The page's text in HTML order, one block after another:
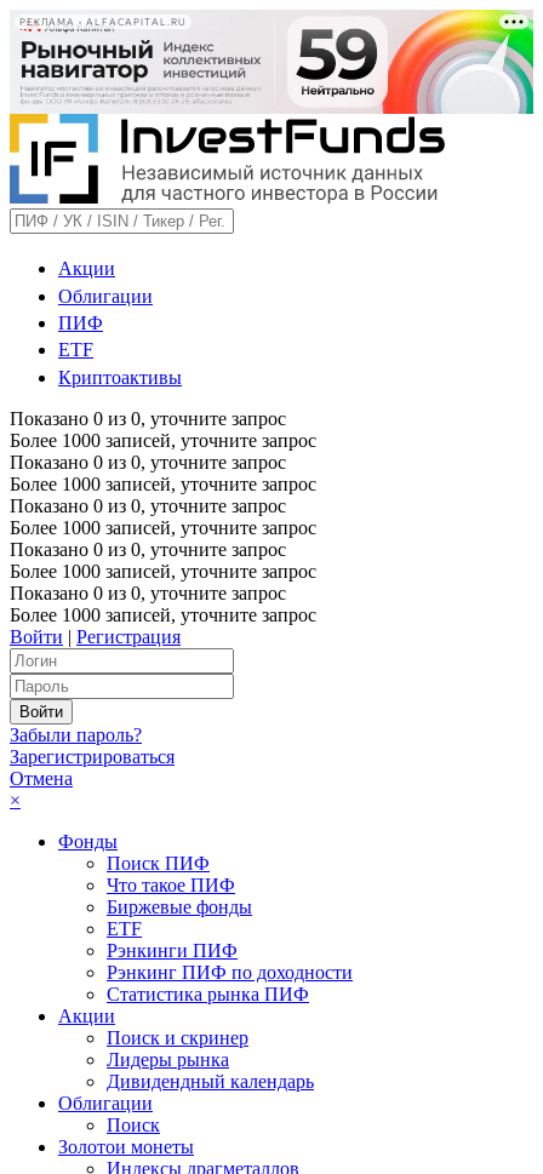
РЕКЛАМА • ALFACAPITAL.RU
Акции
Облигации
ПИФ
ETF
Криптоактивы
Показано 0 из 0, уточните запрос
Более 1000 записей, уточните запрос
Показано 0 из 0, уточните запрос
Более 1000 записей, уточните запрос
Показано 0 из 0, уточните запрос
Более 1000 записей, уточните запрос
Показано 0 из 0, уточните запрос
Более 1000 записей, уточните запрос
Показано 0 из 0, уточните запрос
Более 1000 записей, уточните запрос
Войти | Регистрация
Забыли пароль?
Зарегистрироваться
Отмена
×
Фонды
Поиск ПИФ
Что такое ПИФ
Биржевые фонды
ETF
Рэнкинги ПИФ
Рэнкинг ПИФ по доходности
Статистика рынка ПИФ
Акции
Поиск и скринер
Лидеры рынка
Дивидендный календарь
Облигации
Поиск
Золотои монеты
Индексы драгметаллов